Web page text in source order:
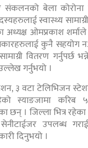
संकलनको बेला
स्वास्थ्य
अध्यक्ष ओमप्रकाश
कुनै सहयोग
वितरण गर्नुपर्छ
गर्नुभयो ।
३ वटा टेलिभिजन
स्याङजामा करिब
छन् । जिल्ला भित्र
उपलब्ध
दिनुभयो ।